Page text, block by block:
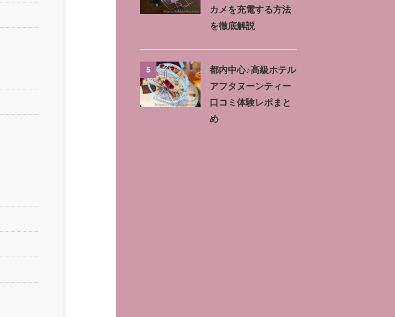
カメを充電する方法
を徹底解説
5
都内中心♪高級ホテル
アフタヌーンティー
口コミ体験レポまと
め